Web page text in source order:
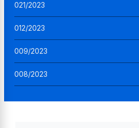
021/2023
012/2023
009/2023
008/2023